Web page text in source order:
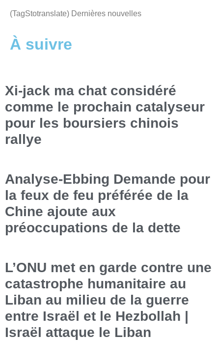
(TagStotranslate) Dernières nouvelles
À suivre
Xi-jack ma chat considéré
comme le prochain catalyseur
pour les boursiers chinois
rallye
Analyse-Ebbing Demande pour
la feux de feu préférée de la
Chine ajoute aux
préoccupations de la dette
L’ONU met en garde contre une
catastrophe humanitaire au
Liban au milieu de la guerre
entre Israël et le Hezbollah |
Israël attaque le Liban